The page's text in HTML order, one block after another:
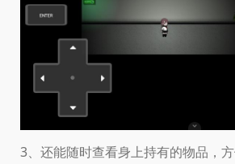
3、还能随时查看身上持有的物品，